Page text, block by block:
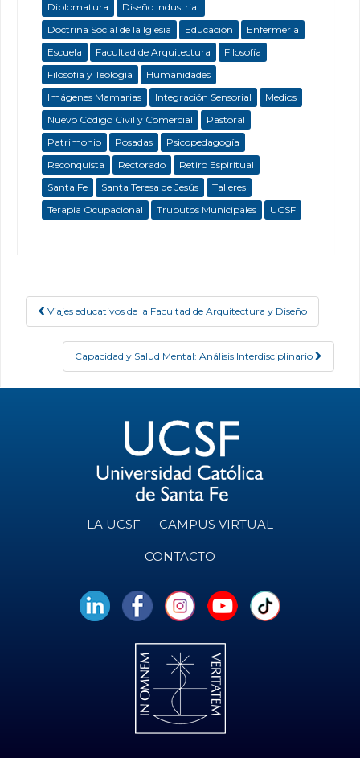
Diplomatura
Diseño Industrial
Doctrina Social de la Iglesia
Educación
Enfermeria
Escuela
Facultad de Arquitectura
Filosofía
Filosofía y Teología
Humanidades
Imágenes Mamarias
Integración Sensorial
Medios
Nuevo Código Civil y Comercial
Pastoral
Patrimonio
Posadas
Psicopedagogía
Reconquista
Rectorado
Retiro Espiritual
Santa Fe
Santa Teresa de Jesús
Talleres
Terapia Ocupacional
Trubutos Municipales UCSF
Post navigation
Viajes educativos de la Facultad de Arquitectura y Diseño
Capacidad y Salud Mental: Análisis Interdisciplinario
LA UCSF CAMPUS VIRTUAL
CONTACTO